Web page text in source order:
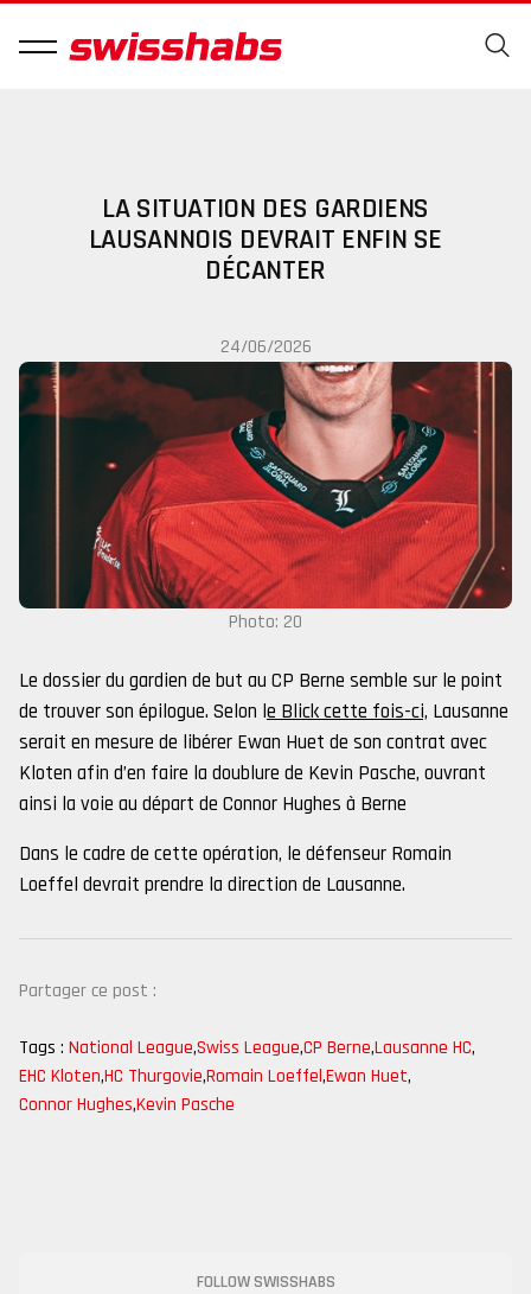
LA SITUATION DES GARDIENS
LAUSANNOIS DEVRAIT ENFIN SE
DÉCANTER
24/06/2026
Photo: 20
Le dossier du gardien de but au CP Berne semble sur le point
de trouver son épilogue. Selon le Blick cette fois-ci, Lausanne
serait en mesure de libérer Ewan Huet de son contrat avec
Kloten afin d’en faire la doublure de Kevin Pasche, ouvrant
ainsi la voie au départ de Connor Hughes à Berne
Dans le cadre de cette opération, le défenseur Romain
Loeffel devrait prendre la direction de Lausanne.
Partager ce post :
Tags : National League,Swiss League,CP Berne,Lausanne HC,
EHC Kloten,HC Thurgovie,Romain Loeffel,Ewan Huet,
Connor Hughes,Kevin Pasche
FOLLOW SWISSHABS